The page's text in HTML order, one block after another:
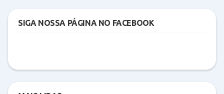
SIGA NOSSA PÁGINA NO FACEBOOK